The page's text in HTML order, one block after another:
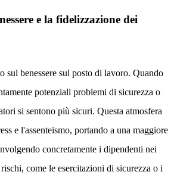
e la fidelizzazione dei
sul benessere sul posto di lavoro. Quando
potenziali problemi di sicurezza o
si sentono più sicuri. Questa atmosfera
e l'assenteismo, portando a una maggiore
concretamente i dipendenti nei
come le esercitazioni di sicurezza o i